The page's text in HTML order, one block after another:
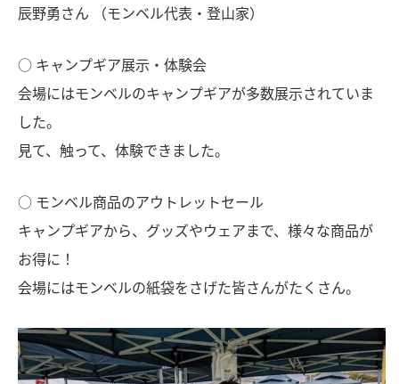
辰野勇さん （モンベル代表・登山家）
○ キャンプギア展示・体験会
会場にはモンベルのキャンプギアが多数展示されていま
した。
見て、触って、体験できました。
○ モンベル商品のアウトレットセール
キャンプギアから、グッズやウェアまで、様々な商品が
お得に！
会場にはモンベルの紙袋をさげた皆さんがたくさん。